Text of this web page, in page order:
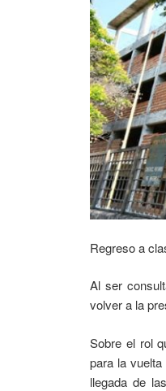
Regreso a
Al ser
volver a la
Sobre el rol
para la
llegada de